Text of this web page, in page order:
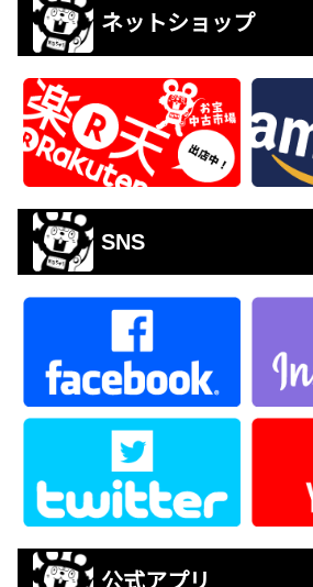
ネットショップ
SNS
公式アプリ